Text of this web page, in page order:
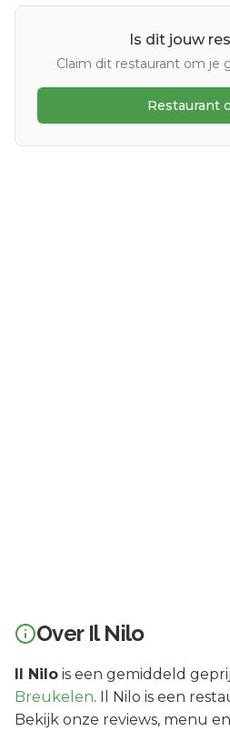
Is dit jouw
Claim dit restaurant om je
Restaurant
Over Il Nilo
Il Nilo is een gemiddeld
Breukelen. Il Nilo is een
Bekijk onze reviews, menu